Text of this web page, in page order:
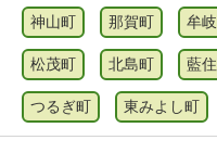
神山町 那賀町 牟
松茂町 北島町 藍
つるぎ町 東みよし町